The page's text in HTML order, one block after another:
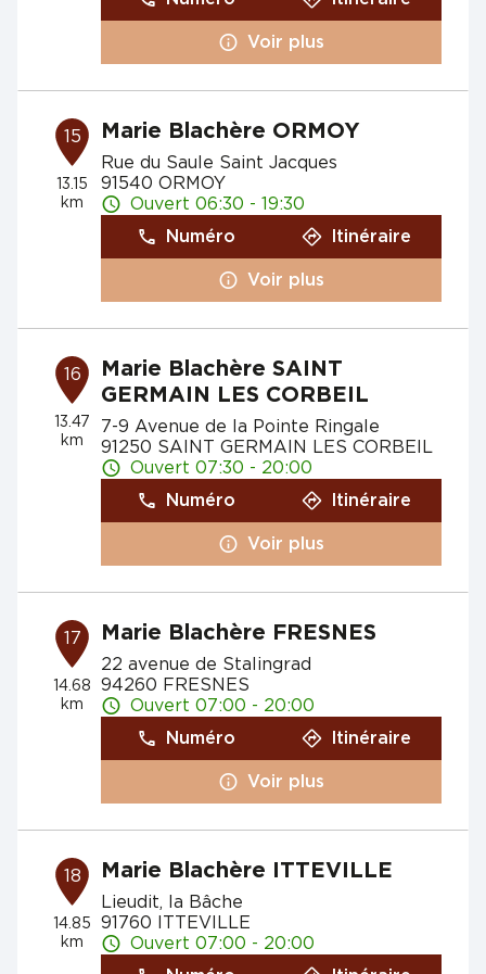
Voir plus
15
13.15
km
Marie Blachère ORMOY
Rue du Saule Saint Jacques
91540 ORMOY
Ouvert 06:30 - 19:30
Numéro
Itinéraire
Voir plus
16
13.47
km
Marie Blachère SAINT
GERMAIN LES CORBEIL
7-9 Avenue de la Pointe Ringale
91250 SAINT GERMAIN LES CORBEIL
Ouvert 07:30 - 20:00
Numéro
Itinéraire
Voir plus
17
14.68
km
Marie Blachère FRESNES
22 avenue de Stalingrad
94260 FRESNES
Ouvert 07:00 - 20:00
Numéro
Itinéraire
Voir plus
18
14.85
km
Marie Blachère ITTEVILLE
Lieudit, la Bâche
91760 ITTEVILLE
Ouvert 07:00 - 20:00